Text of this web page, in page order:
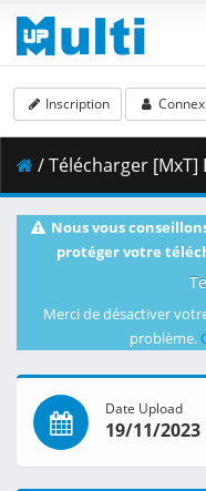
Inscription
/ Télécharger [MxT] BTTH
Nous vous
protéger votre
Merci de désactiver
problème.
Date Upload
19/11/2023